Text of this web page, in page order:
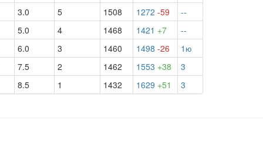
3.0 5 1508 1272 -59
--
5.0 4 1468 1421 +7
--
6.0 3 1460 1498 -26
1ю
7.5 2 1462 1553 +38
3
8.5 1 1432 1629 +51 3